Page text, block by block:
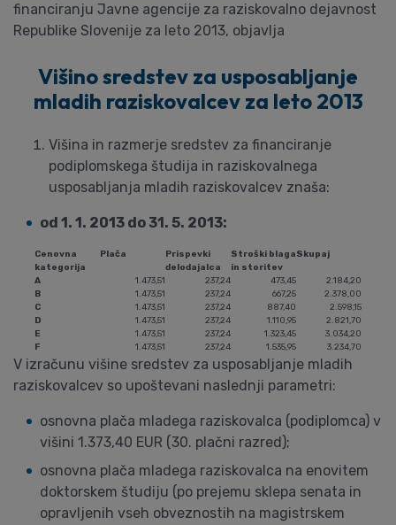
financiranju Javne agencije za raziskovalno dejavnost
Republike Slovenije za leto 2013, objavlja
Višino sredstev za usposabljanje
mladih raziskovalcev za leto 2013
Višina in razmerje sredstev za financiranje
podiplomskega študija in raziskovalnega
usposabljanja mladih raziskovalcev znaša:
od 1. 1. 2013 do 31. 5. 2013:
Cenovna
kategorija
Plača
Prispevki
delodajalca
Stroški blaga
in storitev
Skupaj
A 1.473,51 237,24 473,45
2.184,20
B
1.473,51 237,24 667,25
2.378,00
C
1.473,51 237,24 887,40
2.598,15
D
1.473,51 237,24 1.110,95
2.821,70
E
1.473,51 237,24 1.323,45
3.034,20
F
1.473,51 237,24 1.535,95 3.234,70
V izračunu višine sredstev za usposabljanje mladih
raziskovalcev so upoštevani naslednji parametri:
osnovna plača mladega raziskovalca (podiplomca) v
višini 1.373,40 EUR (30. plačni razred);
osnovna plača mladega raziskovalca na enovitem
doktorskem študiju (po prejemu sklepa senata in
opravljenih vseh obveznostih na magistrskem